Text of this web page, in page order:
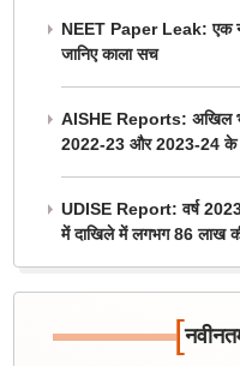
NEET Paper Leak: एक
जानिए काला सच
AISHE Reports: अखिल
2022-23 और 2023-24 के
UDISE Report: वर्ष
में दाखिले में लगभग 86 लाख
[